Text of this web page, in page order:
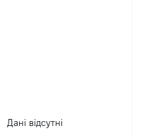
Дані відсутні